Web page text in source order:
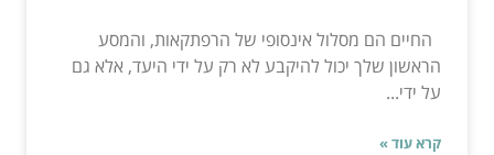
החיים הם מסלול אינסופי של הרפתקאות, והמסע
הראשון שלך יכול להיקבע לא רק על ידי היעד, אלא גם
על ידי...
קרא עוד »